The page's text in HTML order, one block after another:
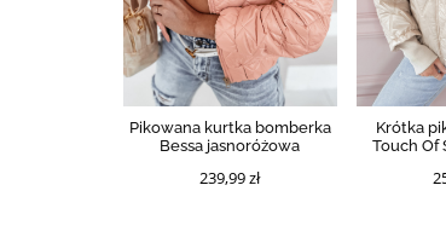
Pikowana kurtka bomberka
Bessa jasnoróżowa
239,99 zł
Krótka
Touch Of